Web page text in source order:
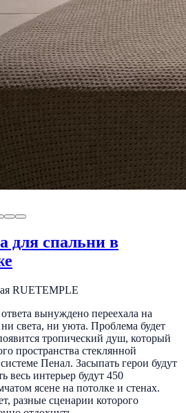
для спальни в
RUETEMPLE
вынуждено переехала на
света, ни уюта. Проблема будет
тропический душ, который
пространства стеклянной
Пенал. Засыпать герои будут
весь интерьер будут 450
ясене на потолке и стенах.
разные сценарии которого